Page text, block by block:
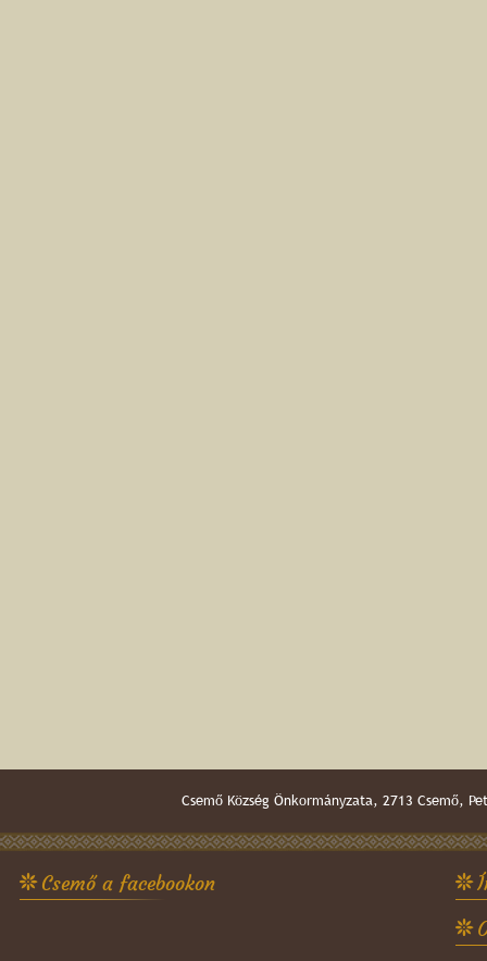
Csemő Község Önkormányzata, 2713
Csemő a facebookon